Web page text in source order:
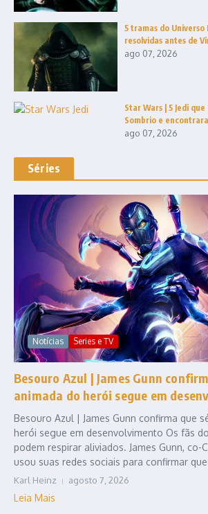
5 tramas do Universo
resolvidas antes de
ago 07, 2026
Star Wars | 5 Jedi
Sombrio e
ago 07, 2026
Séries
Notícias Series e TV
Besouro Azul | James Gunn
animada do herói segue em
Besouro Azul | James Gunn confirma que
herói segue em desenvolvimento Os fãs
podem respirar aliviados. James Gunn, co-
usou suas redes sociais para confirmar
Karl Heinz agosto 7, 2026
Leia Mais